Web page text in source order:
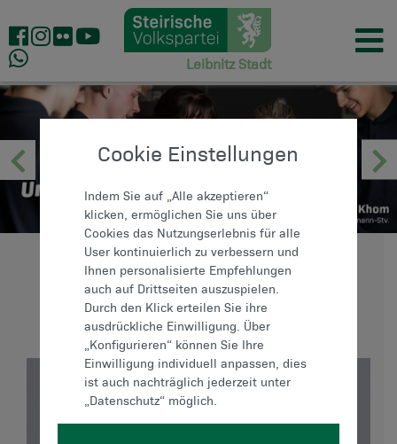
Leibnitz Stadt
ANSPRECHPARTNER
Cookie Einstellungen
Indem Sie auf „Alle akzeptieren“
klicken, ermöglichen Sie uns über
Cookies das Nutzungserlebnis für alle
User kontinuierlich zu verbessern und
Ihnen personalisierte Empfehlungen
auch auf Drittseiten auszuspielen.
Durch den Klick erteilen Sie ihre
ausdrückliche Einwilligung. Über
„Konfigurieren“ können Sie Ihre
Einwilligung individuell anpassen, dies
ist auch nachträglich jederzeit unter
„Datenschutz“ möglich.